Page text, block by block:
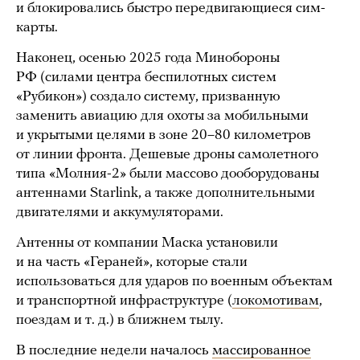
и блокировались быстро передвигающиеся сим-
карты.
Наконец, осенью 2025 года Минобороны
РФ (силами центра беспилотных систем
«Рубикон») создало систему, призванную
заменить авиацию для охоты за мобильными
и укрытыми целями в зоне 20–80 километров
от линии фронта. Дешевые дроны самолетного
типа «Молния-2» были массово дооборудованы
антеннами Starlink, а также дополнительными
двигателями и аккумуляторами.
Антенны от компании Маска установили
и на часть «Гераней», которые стали
использоваться для ударов по военным объектам
и транспортной инфраструктуре (локомотивам,
поездам и т. д.) в ближнем тылу.
В последние недели началось массированное